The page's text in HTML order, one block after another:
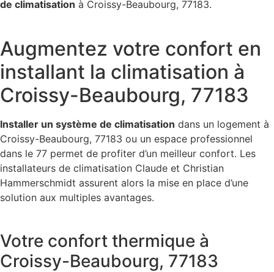
de climatisation à Croissy-Beaubourg, 77183.
Augmentez votre confort en
installant la climatisation à
Croissy-Beaubourg, 77183
Installer un système de climatisation dans un logement à
Croissy-Beaubourg, 77183 ou un espace professionnel
dans le 77 permet de profiter d’un meilleur confort. Les
installateurs de climatisation Claude et Christian
Hammerschmidt assurent alors la mise en place d’une
solution aux multiples avantages.
Votre confort thermique à
Croissy-Beaubourg, 77183